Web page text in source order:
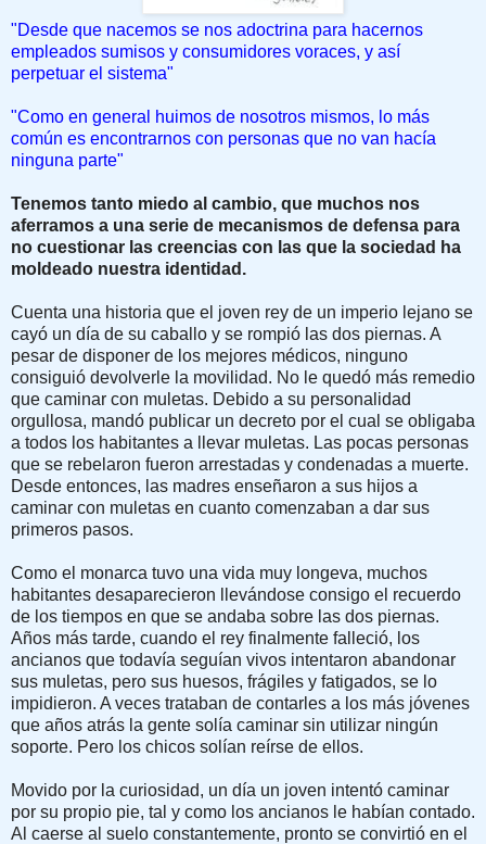
"Desde que nacemos se nos adoctrina para hacernos
empleados sumisos y consumidores voraces, y así
perpetuar el sistema"
"Como en general huimos de nosotros mismos, lo más
común es encontrarnos con personas que no van hacía
ninguna parte"
Tenemos tanto miedo al cambio, que muchos nos
aferramos a una serie de mecanismos de defensa para
no cuestionar las creencias con las que la sociedad ha
moldeado nuestra identidad.
Cuenta una historia que el joven rey de un imperio lejano se
cayó un día de su caballo y se rompió las dos piernas. A
pesar de disponer de los mejores médicos, ninguno
consiguió devolverle la movilidad. No le quedó más remedio
que caminar con muletas. Debido a su personalidad
orgullosa, mandó publicar un decreto por el cual se obligaba
a todos los habitantes a llevar muletas. Las pocas personas
que se rebelaron fueron arrestadas y condenadas a muerte.
Desde entonces, las madres enseñaron a sus hijos a
caminar con muletas en cuanto comenzaban a dar sus
primeros pasos.
Como el monarca tuvo una vida muy longeva, muchos
habitantes desaparecieron llevándose consigo el recuerdo
de los tiempos en que se andaba sobre las dos piernas.
Años más tarde, cuando el rey finalmente falleció, los
ancianos que todavía seguían vivos intentaron abandonar
sus muletas, pero sus hue­sos, frágiles y fatigados, se lo
impidieron. A veces trataban de contarles a los más jóvenes
que años atrás la gente solía ca­minar sin utilizar ningún
soporte. Pero los chicos solían reírse de ellos.
Movido por la curiosidad, un día un joven intentó caminar
por su propio pie, tal y como los ancianos le habían con­tado.
Al caerse al suelo constantemente, pronto se convirtió en el